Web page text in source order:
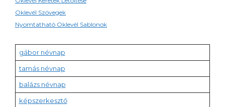
Oklevél Szövegek
Nyomtatható Oklevél Sablonok
gábor névnap
tamás névnap
balázs névnap
képszerkesztő